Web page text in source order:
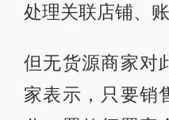
处理关联店铺、
但无货源商家对
家表示，只要销